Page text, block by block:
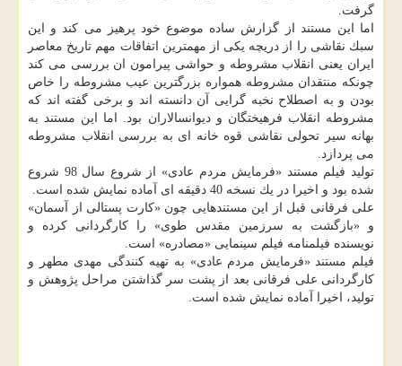
گرفت.
اما این مستند از گزارش ساده موضوع خود پرهیز می كند و این
سبك نقاشی را از دریچه یكی از مهمترین اتفاقات مهم تاریخ معاصر
ایران یعنی انقلاب مشروطه و حواشی پیرامون ان بررسی می كند
چونكه منتقدان مشروطه همواره بزرگترین عیب مشروطه را خاص
بودن و به اصطلاح نخبه گرایی آن دانسته اند و برخی گفته اند كه
مشروطه انقلاب فرهیختگان و دیوانسالاران بود. اما این مستند به
بهانه سیر تحولی نقاشی قوه خانه ای به بررسی انقلاب مشروطه
می پردازد.
تولید فیلم مستند «فرمایش مردم عادی» از شروع سال 98 شروع
شده بود و اخیرا در یك نسخه 40 دقیقه ای آماده نمایش شده است.
علی فرقانی قبل از این مستندهایی چون «كارت پستالی از آسمان»
و «بازگشت به سرزمین مقدس طوی» را كارگردانی كرده و
نویسنده فیلمنامه فیلم سینمایی «مصادره» است.
فیلم مستند «فرمایش مردم عادی» به تهیه كنندگی مهدی مطهر و
كارگردانی علی فرقانی بعد از پشت سر گذاشتن مراحل پژوهش و
تولید، اخیرا آماده نمایش شده است.